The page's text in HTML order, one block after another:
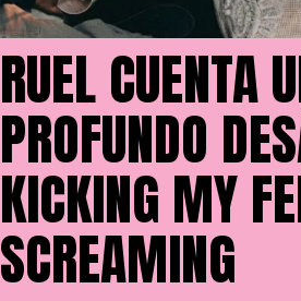
RUEL CUENTA
PROFUNDO
KICKING MY
SCREAMING